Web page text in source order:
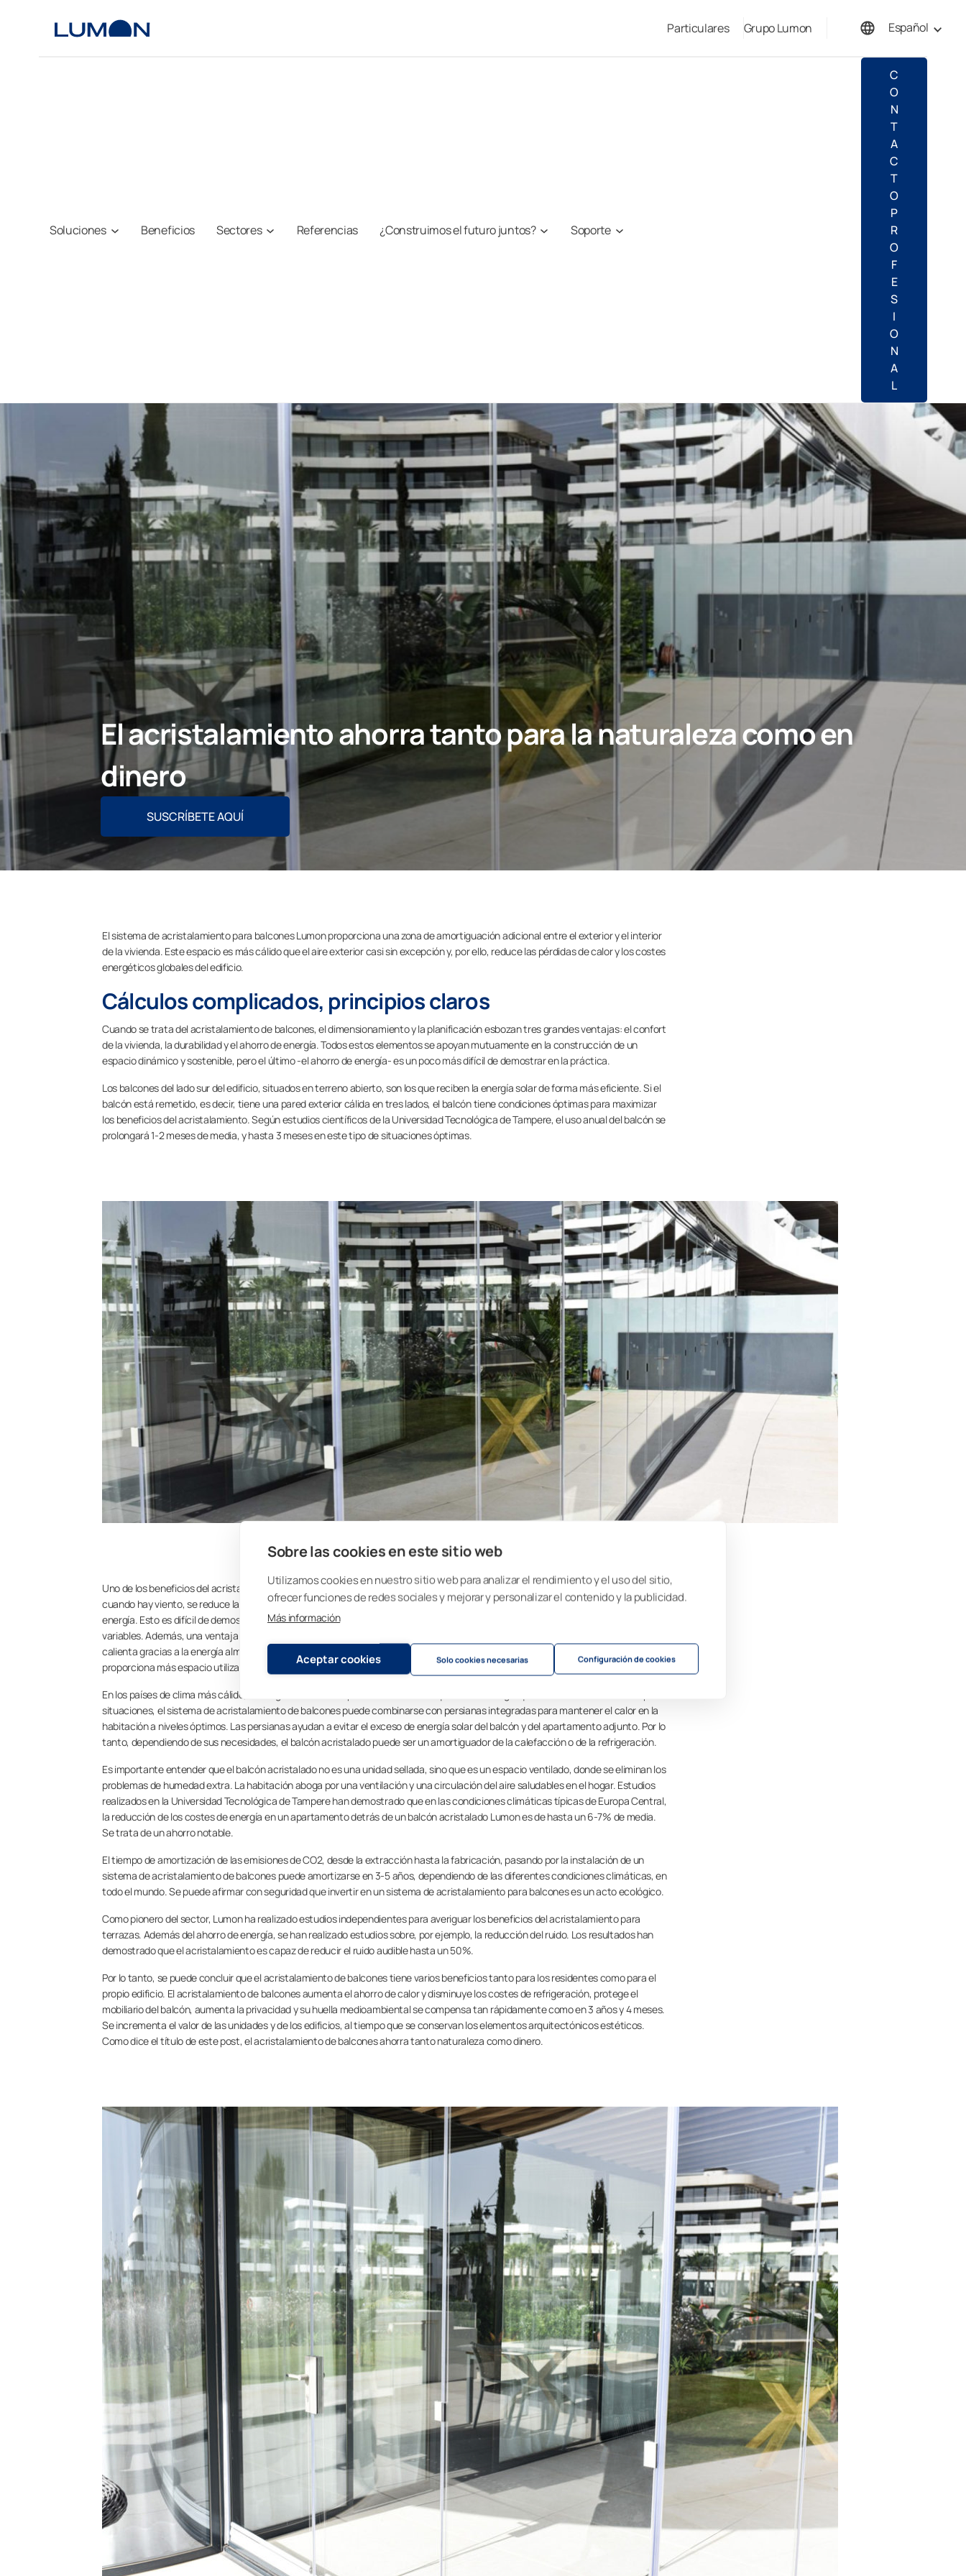
Sobre las cookies en este sitio web
Utilizamos cookies en nuestro sitio web para analizar el rendimiento y el uso del sitio,
ofrecer funciones de redes sociales y mejorar y personalizar el contenido y la publicidad.
Más información
Aceptar cookies Solo cookies necesarias Configuración de cookies
Particulares Grupo Lumon
Español
Soluciones Beneficios Sectores Referencias ¿Construimos el futuro juntos? Soporte
C
O
N
T
A
C
T
O
P
R
O
F
E
S
I
O
N
A
L
El acristalamiento ahorra tanto para la naturaleza como en
dinero
SUSCRÍBETE AQUÍ
El sistema de acristalamiento para balcones Lumon proporciona una zona de amortiguación adicional entre el exterior y el interior
de la vivienda. Este espacio es más cálido que el aire exterior casi sin excepción y, por ello, reduce las pérdidas de calor y los costes
energéticos globales del edificio.
Cálculos complicados, principios claros
Cuando se trata del acristalamiento de balcones, el dimensionamiento y la planificación esbozan tres grandes ventajas: el confort
de la vivienda, la durabilidad y el ahorro de energía. Todos estos elementos se apoyan mutuamente en la construcción de un
espacio dinámico y sostenible, pero el último -el ahorro de energía- es un poco más difícil de demostrar en la práctica.
Los balcones del lado sur del edificio, situados en terreno abierto, son los que reciben la energía solar de forma más eficiente. Si el
balcón está remetido, es decir, tiene una pared exterior cálida en tres lados, el balcón tiene condiciones óptimas para maximizar
los beneficios del acristalamiento. Según estudios científicos de la Universidad Tecnológica de Tampere, el uso anual del balcón se
prolongará 1-2 meses de media, y hasta 3 meses en este tipo de situaciones óptimas.
Uno de los beneficios del acristalamiento que no se tiene en cuenta en los cálculos de ahorro de energía, es que, sobre todo
cuando hay viento, se reduce la presión del viento en el balcón, lo que también tiene un efecto beneficioso en los costes de
energía. Esto es difícil de demostrar mediante cálculos, ya que las cargas de viento, así como los patrones de viento, son muy
variables. Además, una ventaja adicional del acristalamiento de balcones es que, en los días frescos y soleados, el espacio se
calienta gracias a la energía almacenada por el sol, lo que reduce de nuevo el coste de la calefacción del apartamento, a la vez que
proporciona más espacio utilizable: más espacio para la vida.
En los países de clima más cálido, la refrigeración de un apartamento suele requerir más energía que la calefacción. En este tipo de
situaciones, el sistema de acristalamiento de balcones puede combinarse con persianas integradas para mantener el calor en la
habitación a niveles óptimos. Las persianas ayudan a evitar el exceso de energía solar del balcón y del apartamento adjunto. Por lo
tanto, dependiendo de sus necesidades, el balcón acristalado puede ser un amortiguador de la calefacción o de la refrigeración.
Es importante entender que el balcón acristalado no es una unidad sellada, sino que es un espacio ventilado, donde se eliminan los
problemas de humedad extra. La habitación aboga por una ventilación y una circulación del aire saludables en el hogar. Estudios
realizados en la Universidad Tecnológica de Tampere han demostrado que en las condiciones climáticas típicas de Europa Central,
la reducción de los costes de energía en un apartamento detrás de un balcón acristalado Lumon es de hasta un 6-7% de media.
Se trata de un ahorro notable.
El tiempo de amortización de las emisiones de CO2, desde la extracción hasta la fabricación, pasando por la instalación de un
sistema de acristalamiento de balcones puede amortizarse en 3-5 años, dependiendo de las diferentes condiciones climáticas, en
todo el mundo. Se puede afirmar con seguridad que invertir en un sistema de acristalamiento para balcones es un acto ecológico.
Como pionero del sector, Lumon ha realizado estudios independientes para averiguar los beneficios del acristalamiento para
terrazas. Además del ahorro de energía, se han realizado estudios sobre, por ejemplo, la reducción del ruido. Los resultados han
demostrado que el acristalamiento es capaz de reducir el ruido audible hasta un 50%.
Por lo tanto, se puede concluir que el acristalamiento de balcones tiene varios beneficios tanto para los residentes como para el
propio edificio. El acristalamiento de balcones aumenta el ahorro de calor y disminuye los costes de refrigeración, protege el
mobiliario del balcón, aumenta la privacidad y su huella medioambiental se compensa tan rápidamente como en 3 años y 4 meses.
Se incrementa el valor de las unidades y de los edificios, al tiempo que se conservan los elementos arquitectónicos estéticos.
Como dice el título de este post, el acristalamiento de balcones ahorra tanto naturaleza como dinero.